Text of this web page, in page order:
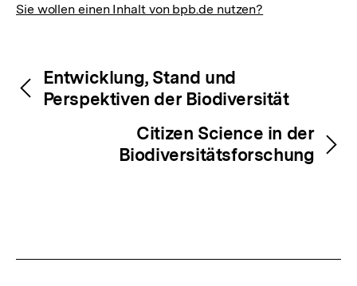
Sie wollen einen Inhalt von bpb.de nutzen?
Inhaltsnavigation
Inhaltsnavigation
Entwicklung, Stand und
Perspektiven der Biodiversität
Citizen Science in der
Biodiversitätsforschung